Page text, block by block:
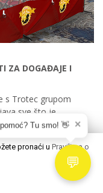
pronaći u Pravilima o
Tu smo! 👋 ✕
💬